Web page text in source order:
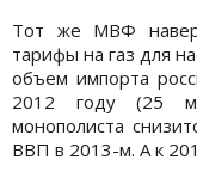
Тот же МВФ
тарифы на газ для
объем импорта
2012 году (25
монополиста
ВВП в 2013-м. А к